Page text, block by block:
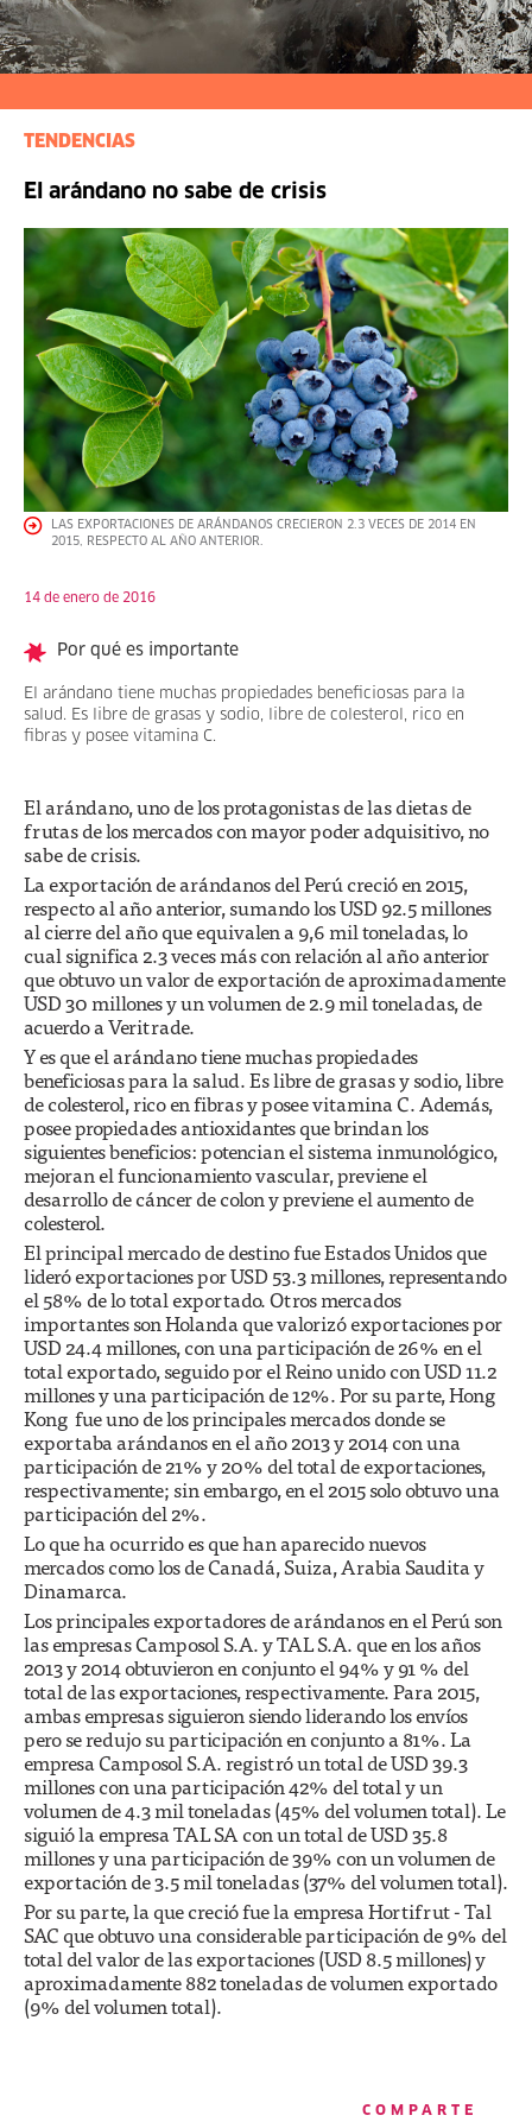
TENDENCIAS
El arándano no sabe de crisis
LAS EXPORTACIONES DE ARÁNDANOS CRECIERON 2.3 VECES DE 2014 EN
2015, RESPECTO AL AÑO ANTERIOR.
14 de enero de 2016
Por qué es importante
El arándano tiene muchas propiedades beneficiosas para la
salud. Es libre de grasas y sodio, libre de colesterol, rico en
fibras y posee vitamina C.
El arándano, uno de los protagonistas de las dietas de
frutas de los mercados con mayor poder adquisitivo, no
sabe de crisis.
La exportación de arándanos del Perú creció en 2015,
respecto al año anterior, sumando los USD 92.5 millones
al cierre del año que equivalen a 9,6 mil toneladas, lo
cual significa 2.3 veces más con relación al año anterior
que obtuvo un valor de exportación de aproximadamente
USD 30 millones y un volumen de 2.9 mil toneladas, de
acuerdo a Veritrade.
Y es que el arándano tiene muchas propiedades
beneficiosas para la salud. Es libre de grasas y sodio, libre
de colesterol, rico en fibras y posee vitamina C. Además,
posee propiedades antioxidantes que brindan los
siguientes beneficios: potencian el sistema inmunológico,
mejoran el funcionamiento vascular, previene el
desarrollo de cáncer de colon y previene el aumento de
colesterol.
El principal mercado de destino fue Estados Unidos que
lideró exportaciones por USD 53.3 millones, representando
el 58% de lo total exportado. Otros mercados
importantes son Holanda que valorizó exportaciones por
USD 24.4 millones, con una participación de 26% en el
total exportado, seguido por el Reino unido con USD 11.2
millones y una participación de 12%. Por su parte, Hong
Kong fue uno de los principales mercados donde se
exportaba arándanos en el año 2013 y 2014 con una
participación de 21% y 20% del total de exportaciones,
respectivamente; sin embargo, en el 2015 solo obtuvo una
participación del 2%.
Lo que ha ocurrido es que han aparecido nuevos
mercados como los de Canadá, Suiza, Arabia Saudita y
Dinamarca.
Los principales exportadores de arándanos en el Perú son
las empresas Camposol S.A. y TAL S.A. que en los años
2013 y 2014 obtuvieron en conjunto el 94% y 91 % del
total de las exportaciones, respectivamente. Para 2015,
ambas empresas siguieron siendo liderando los envíos
pero se redujo su participación en conjunto a 81%. La
empresa Camposol S.A. registró un total de USD 39.3
millones con una participación 42% del total y un
volumen de 4.3 mil toneladas (45% del volumen total). Le
siguió la empresa TAL SA con un total de USD 35.8
millones y una participación de 39% con un volumen de
exportación de 3.5 mil toneladas (37% del volumen total).
Por su parte, la que creció fue la empresa Hortifrut - Tal
SAC que obtuvo una considerable participación de 9% del
total del valor de las exportaciones (USD 8.5 millones) y
aproximadamente 882 toneladas de volumen exportado
(9% del volumen total).
COMPARTE